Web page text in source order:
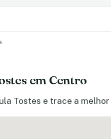
em Centro
Tostes e trace a